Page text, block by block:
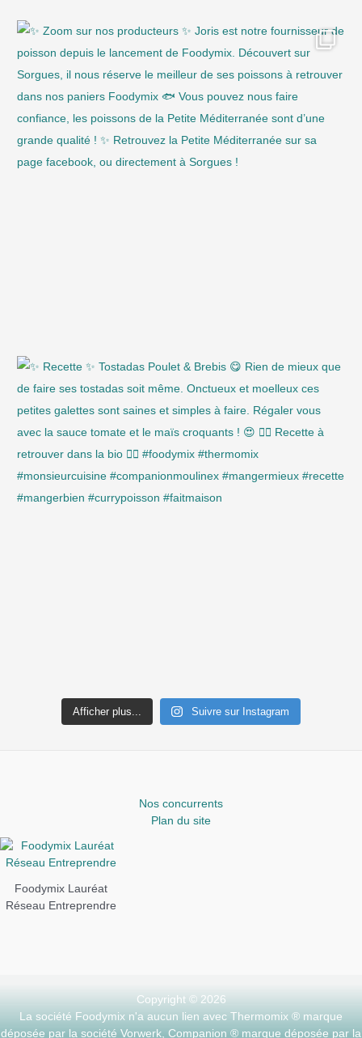
Afficher plus... Suivre sur Instagram
Nos concurrents
Plan du site
Foodymix Lauréat
Réseau Entreprendre
Copyright © 2026
La société Foodymix n'a aucun lien avec Thermomix ® marque
déposée par la société Vorwerk, Companion ® marque déposée par la